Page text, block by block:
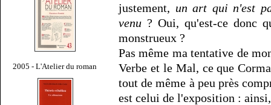
2005 - L'Atelier du roman
justement, un art qui n'est
venu ? Oui, qu'est-ce donc
monstrueux ?
Pas même ma tentative de
Verbe et le Mal, ce que
tout de même à peu près
est celui de l'exposition :